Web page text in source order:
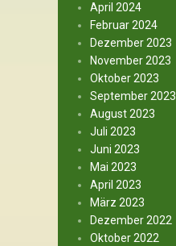
April 2024
Februar 2024
Dezember 2023
November 2023
Oktober 2023
September 2023
August 2023
Juli 2023
Juni 2023
Mai 2023
April 2023
März 2023
Dezember 2022
Oktober 2022